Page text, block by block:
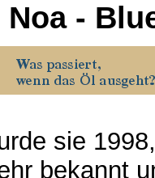
Noa -
sie
bekannt